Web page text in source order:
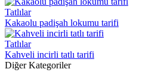
Tatlılar
Kakaolu padişah lokumu tarifi
Tatlılar
Kahveli incirli tatlı tarifi
Diğer Kategoriler